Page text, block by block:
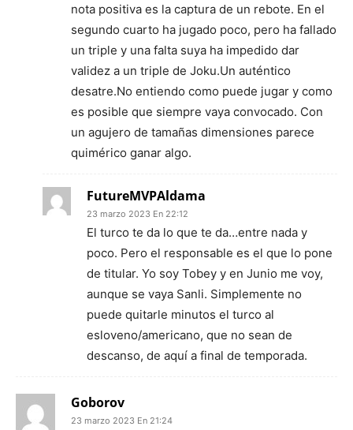
nota positiva es la captura de un rebote. En el
segundo cuarto ha jugado poco, pero ha fallado
un triple y una falta suya ha impedido dar
validez a un triple de Joku.Un auténtico
desatre.No entiendo como puede jugar y como
es posible que siempre vaya convocado. Con
un agujero de tamañas dimensiones parece
quimérico ganar algo.
FutureMVPAldama
23 marzo 2023 En 22:12
El turco te da lo que te da…entre nada y
poco. Pero el responsable es el que lo pone
de titular. Yo soy Tobey y en Junio me voy,
aunque se vaya Sanli. Simplemente no
puede quitarle minutos el turco al
esloveno/americano, que no sean de
descanso, de aquí a final de temporada.
Goborov
23 marzo 2023 En 21:24